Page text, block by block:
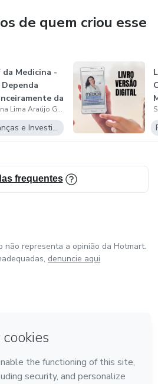
de quem criou esse
da Medicina -
Dependa
da
Susana Lima Araújo Garcês
Finanças e Investimentos
frequentes
não representa a opinião da Hotmart.
denuncie aqui
México